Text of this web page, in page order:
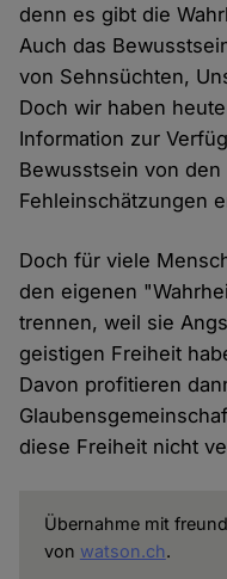
denn es gibt die
Auch das
von Sehnsüchten,
Doch wir haben
Information zur
Bewusstsein von den
Fehleinschätzungen
Doch für viele
den eigenen
trennen, weil sie
geistigen Freiheit
Davon profitieren
diese Freiheit nicht
Übernahme mit
von watson.ch.